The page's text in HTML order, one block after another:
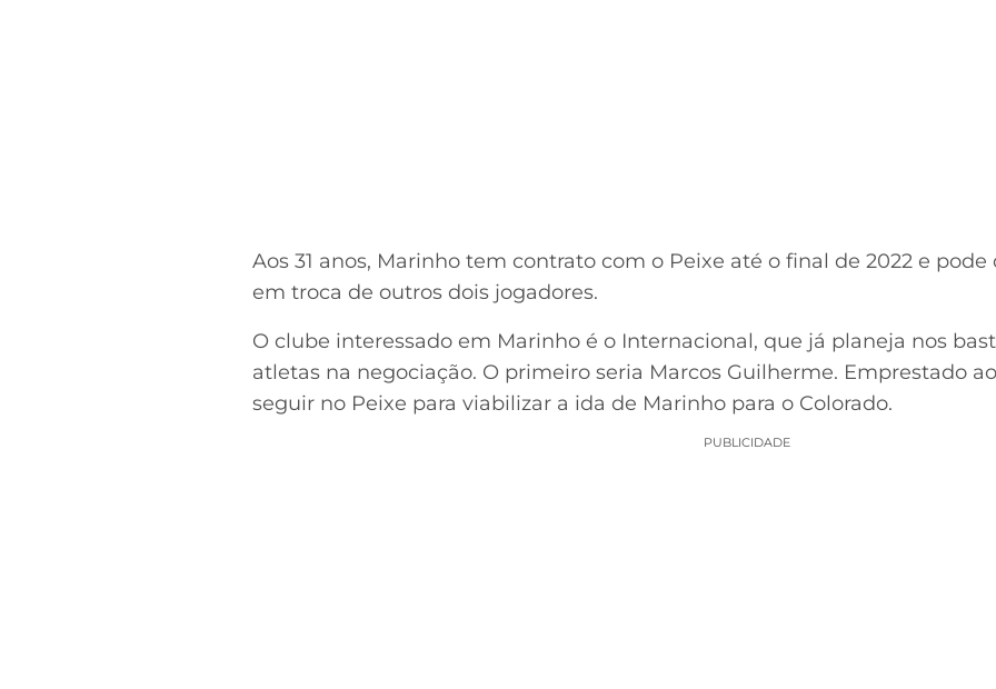
Aos 31 anos, Marinho tem contrato com o Peixe até o final de 2022 e
em troca de outros dois jogadores.
O clube interessado em Marinho é o Internacional, que já planeja nos
atletas na negociação. O primeiro seria Marcos Guilherme. Emprestado
seguir no Peixe para viabilizar a ida de Marinho para o Colorado.
PUBLICIDADE